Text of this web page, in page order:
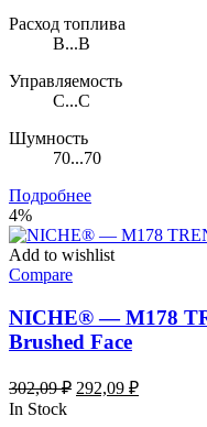
Расход топлива
B...B
Управляемость
C...C
Шумность
70...70
Подробнее
4%
Add to wishlist
Compare
NICHE® — M178
Brushed Face
302,09₽ Первоначальная
292,09 ₽Текущая
In Stock